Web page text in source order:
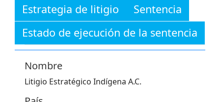
Estrategia de litigio
Sentencia
Estado de ejecución de la sentencia
Nombre
Litigio Estratégico Indígena A.C.